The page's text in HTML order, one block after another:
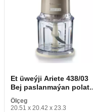
Et üweýji Ariete 438/03
Bej paslanmaýan polat
Plastmassa 400 W
Ölçeg
20.51 x 20.42 x 23.3